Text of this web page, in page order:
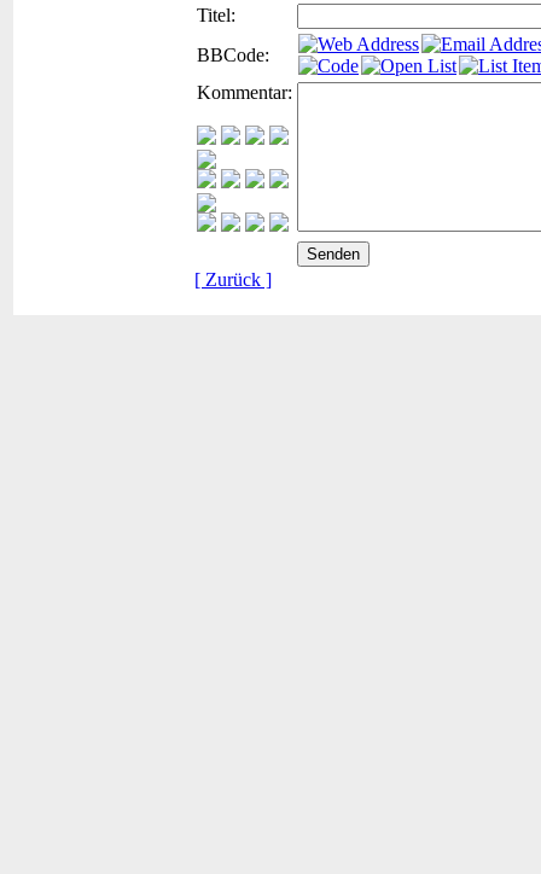
Titel:
BBCode:
Kommentar:
[ Zurück ]